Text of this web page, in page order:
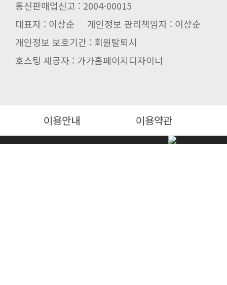
통신판매업신고 : 2004-00015
대표자 : 이상순 개인정보 관리책임자 : 이상순
개인정보 보호기간 : 회원탈퇴시
호스팅 제공자 : 가가홈페이지디자이너
이용안내 이용약관